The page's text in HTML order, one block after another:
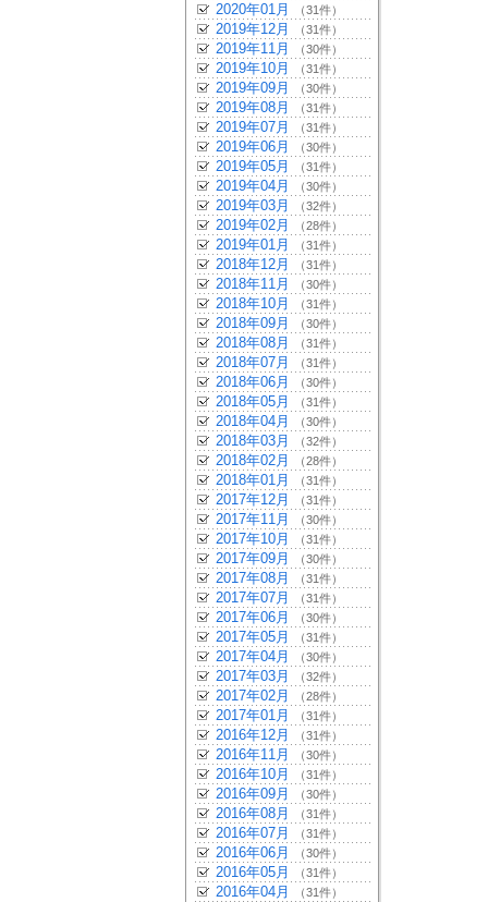
2020年01月 （31件）
2019年12月 （31件）
2019年11月 （30件）
2019年10月 （31件）
2019年09月 （30件）
2019年08月 （31件）
2019年07月 （31件）
2019年06月 （30件）
2019年05月 （31件）
2019年04月 （30件）
2019年03月 （32件）
2019年02月 （28件）
2019年01月 （31件）
2018年12月 （31件）
2018年11月 （30件）
2018年10月 （31件）
2018年09月 （30件）
2018年08月 （31件）
2018年07月 （31件）
2018年06月 （30件）
2018年05月 （31件）
2018年04月 （30件）
2018年03月 （32件）
2018年02月 （28件）
2018年01月 （31件）
2017年12月 （31件）
2017年11月 （30件）
2017年10月 （31件）
2017年09月 （30件）
2017年08月 （31件）
2017年07月 （31件）
2017年06月 （30件）
2017年05月 （31件）
2017年04月 （30件）
2017年03月 （32件）
2017年02月 （28件）
2017年01月 （31件）
2016年12月 （31件）
2016年11月 （30件）
2016年10月 （31件）
2016年09月 （30件）
2016年08月 （31件）
2016年07月 （31件）
2016年06月 （30件）
2016年05月 （31件）
2016年04月 （31件）